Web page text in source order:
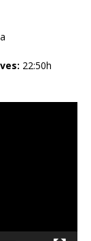
22:50h